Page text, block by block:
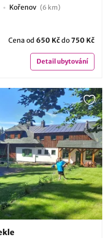
Kořenov (6 km)
Cena od 650 Kčdo750 Kč
Detailubytování